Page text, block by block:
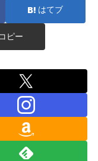
はてブ
コピー